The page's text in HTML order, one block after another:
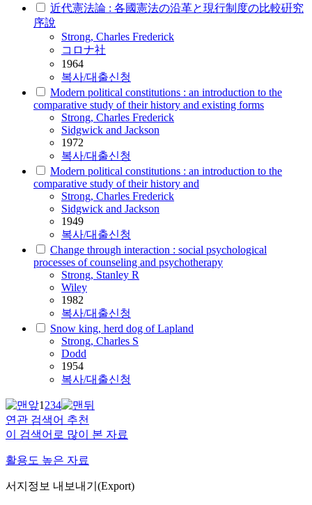
近代憲法論 : 各國憲法の沿革と現行制度の比較硏究
序說
Strong, Charles Frederick
コロナ社
1964
복사/대출신청
Modern political constitutions : an introduction to the
comparative study of their history and existing forms
Strong, Charles Frederick
Sidgwick and Jackson
1972
복사/대출신청
Modern political constitutions : an introduction to the
comparative study of their history and
Strong, Charles Frederick
Sidgwick and Jackson
1949
복사/대출신청
Change through interaction : social psychological
processes of counseling and psychotherapy
Strong, Stanley R
Wiley
1982
복사/대출신청
Snow king, herd dog of Lapland
Strong, Charles S
Dodd
1954
복사/대출신청
1234
연관 검색어 추천
이 검색어로 많이 본 자료
활용도 높은 자료
서지정보 내보내기(Export)